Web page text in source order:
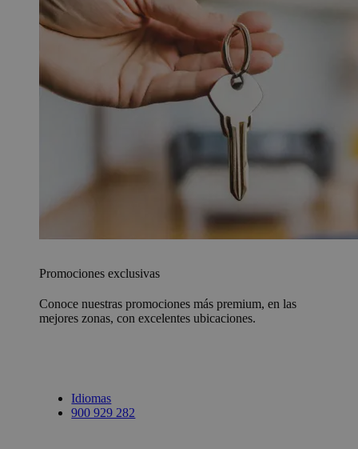
Promociones exclusivas
Conoce nuestras promociones más premium, en las
mejores zonas, con excelentes ubicaciones.
Idiomas
900 929 282